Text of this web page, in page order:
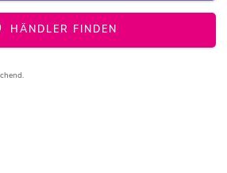
HÄNDLER FINDEN